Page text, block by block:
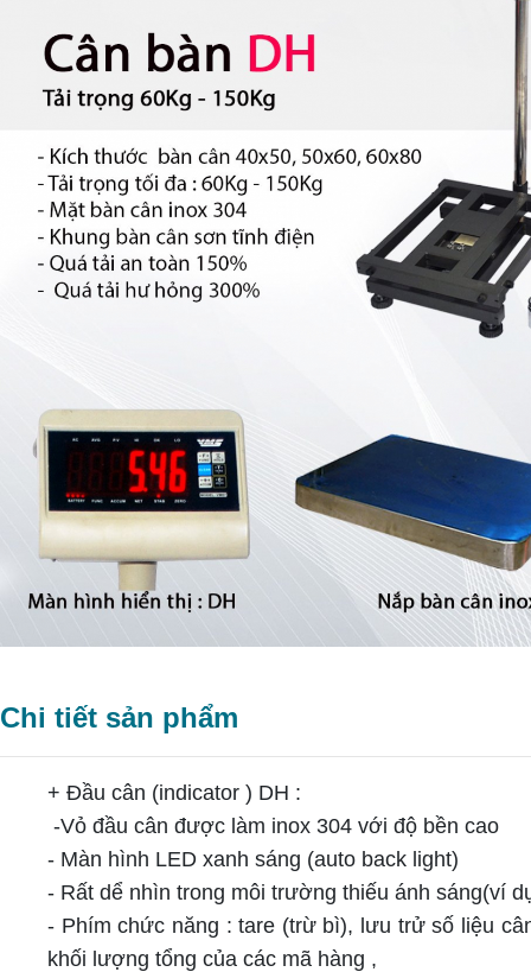
Chi tiết sản phẩm
+ Đầu cân (indicator ) DH :
-Vỏ đầu cân được làm inox 304 với độ bền cao
- Màn hình LED xanh sáng (auto back light)
- Rất dể nhìn trong môi trường thiếu ánh sáng(ví
- Phím chức năng : tare (trừ bì), lưu trử số liệu
khối lượng tổng của các mã hàng ,